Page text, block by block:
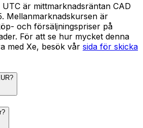
är mittmarknadsräntan CAD
Mellanmarknadskursen är
och försäljningspriser på
För att se hur mycket denna
med Xe, besök vår sida för skicka